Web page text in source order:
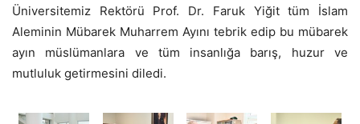
Üniversitemiz Rektörü Prof. Dr. Faruk Yiğit tüm İslam
Aleminin Mübarek Muharrem Ayını tebrik edip bu mübarek
ayın müslümanlara ve tüm insanlığa barış, huzur ve
mutluluk getirmesini diledi.